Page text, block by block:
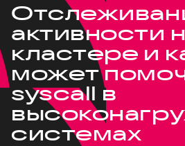
активности
кластере и
может
syscall в
системах